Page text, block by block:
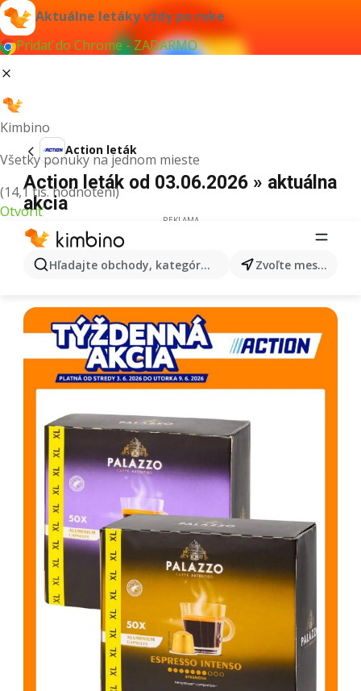
Aktuálne letáky vždy po ruke
Pridať do Chrome - ZADARMO
Kimbino
Všetky ponuky na jednom mieste
(14,1 tis. hodnotení)
Otvoriť
Hľadajte obchody, kategórie, produkty... Zvoľte mesto
Action leták
Action leták od 03.06.2026 » aktuálna
akcia
REKLAMA